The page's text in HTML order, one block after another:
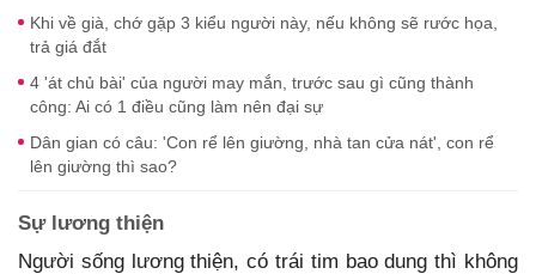
Khi về già, chớ gặp 3 kiểu người này, nếu không sẽ rước họa,
trả giá đắt
4 'át chủ bài' của người may mắn, trước sau gì cũng thành
công: Ai có 1 điều cũng làm nên đại sự
Dân gian có câu: 'Con rể lên giường, nhà tan cửa nát', con rể
lên giường thì sao?
Sự lương thiện
Người sống lương thiện, có trái tim bao dung thì không